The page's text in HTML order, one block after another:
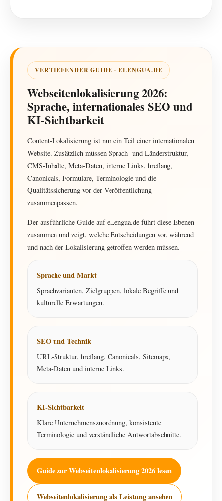
VERTIEFENDER GUIDE · ELENGUA.DE
Webseitenlokalisierung 2026:
Sprache, internationales SEO und
KI-Sichtbarkeit
Content-Lokalisierung ist nur ein Teil einer internationalen
Website. Zusätzlich müssen Sprach- und Länderstruktur,
CMS-Inhalte, Meta-Daten, interne Links, hreflang,
Canonicals, Formulare, Terminologie und die
Qualitätssicherung vor der Veröffentlichung
zusammenpassen.
Der ausführliche Guide auf eLengua.de führt diese Ebenen
zusammen und zeigt, welche Entscheidungen vor, während
und nach der Lokalisierung getroffen werden müssen.
Sprache und Markt
Sprachvarianten, Zielgruppen, lokale Begriffe und
kulturelle Erwartungen.
SEO und Technik
URL-Struktur, hreflang, Canonicals, Sitemaps,
Meta-Daten und interne Links.
KI-Sichtbarkeit
Klare Unternehmenszuordnung, konsistente
Terminologie und verständliche Antwortabschnitte.
Guide zur Webseitenlokalisierung 2026 lesen
Webseitenlokalisierung als Leistung ansehen